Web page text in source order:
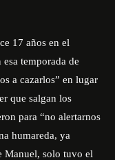
17 años en el
temporada de
a cazarlos” en lugar
que salgan los
para “no alertarnos
humareda, ya
Manuel, solo tuvo el